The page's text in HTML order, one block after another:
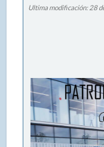
Ultima modificación: 28